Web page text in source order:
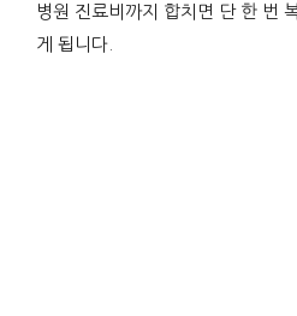
병원 진료비까지 합치면 단 한 번
게 됩니다.